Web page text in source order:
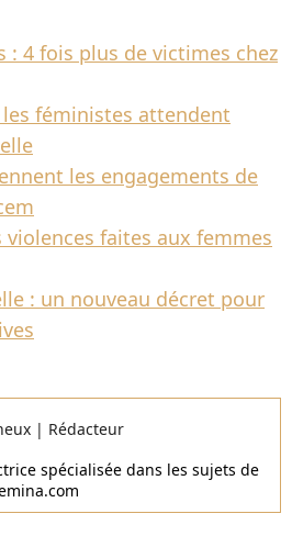
: 4 fois plus de victimes chez
les féministes attendent
les engagements de
violences faites aux femmes
: un nouveau décret pour
| Rédacteur
spécialisée dans les sujets de